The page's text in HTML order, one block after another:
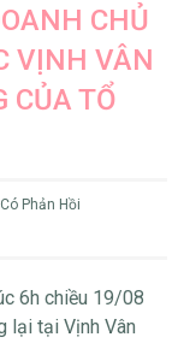
CHỦ
VỊNH VÂN
CỦA TỔ
Phản Hồi
6h chiều 19/08
lại tại Vịnh Vân